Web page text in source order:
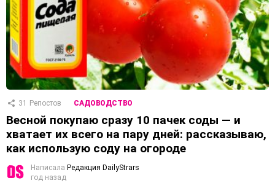
31 Репостов САДОВОДСТВО
Весной покупаю сразу 10 пачек соды — и
хватает их всего на пару дней: рассказываю,
как использую соду на огороде
Написала Редакция DailyStrars
год назад